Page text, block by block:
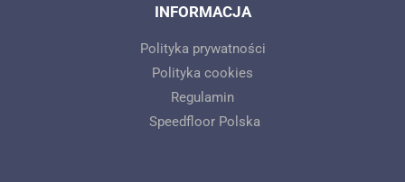
INFORMACJA
Polityka prywatności
Polityka cookies
Regulamin
Speedfloor Polska